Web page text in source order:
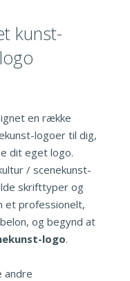
kunst-
en række
logoer til dig,
dit eget logo.
/ scenekunst-
skrifttyper og
et professionelt,
og begynd at
logo.
andre